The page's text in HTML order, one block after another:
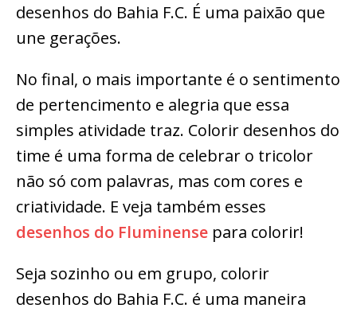
desenhos do Bahia F.C. É uma paixão que
une gerações.
No final, o mais importante é o sentimento
de pertencimento e alegria que essa
simples atividade traz. Colorir desenhos do
time é uma forma de celebrar o tricolor
não só com palavras, mas com cores e
criatividade. E veja também esses
desenhos do Fluminense para colorir!
Seja sozinho ou em grupo, colorir
desenhos do Bahia F.C. é uma maneira